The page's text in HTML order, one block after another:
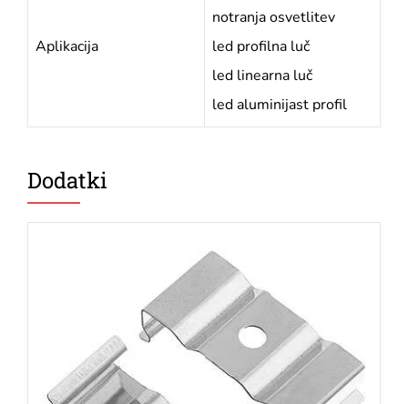
Aplikacija
notranja osvetlitev
led profilna luč
led linearna luč
led aluminijast profil
Dodatki